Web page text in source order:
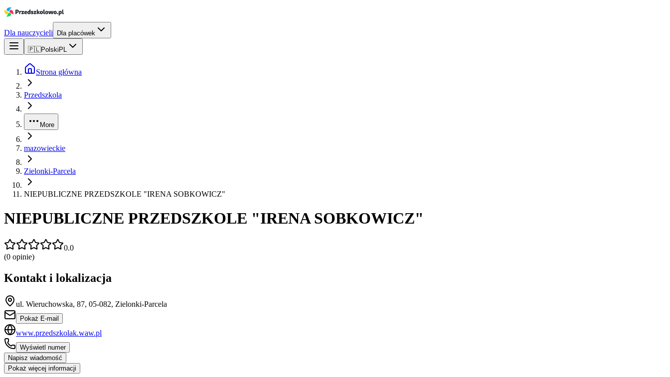
Dla nauczycieli Dla placówek
🇵🇱Polski PL
Strona główna
Przedszkola
More
mazowieckie
Zielonki-Parcela
NIEPUBLICZNE PRZEDSZKOLE "IRENA SOBKOWICZ"
NIEPUBLICZNE PRZEDSZKOLE "IRENA SOBKOWICZ"
0.0
(0 opinie)
Kontakt i lokalizacja
ul. Wieruchowska, 87, 05-082, Zielonki-Parcela
Pokaż E-mail
www.przedszkolak.waw.pl
Wyświetl numer
Napisz wiadomość
Pokaż więcej informacji